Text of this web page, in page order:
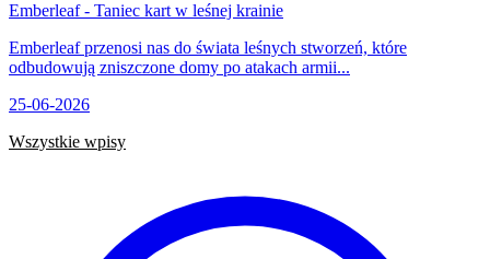
Emberleaf - Taniec kart w leśnej krainie
Emberleaf przenosi nas do świata leśnych stworzeń, które
odbudowują zniszczone domy po atakach armii...
25-06-2026
Wszystkie wpisy